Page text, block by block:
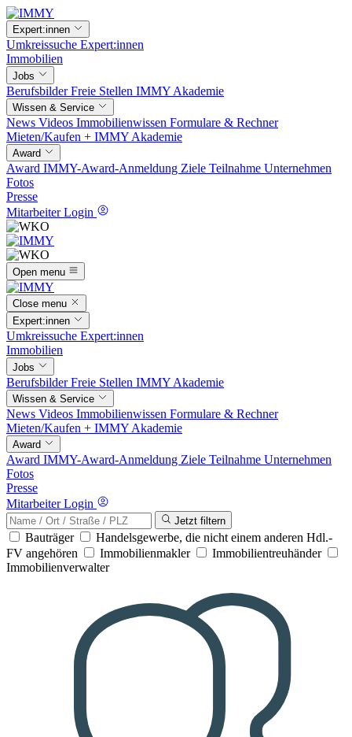
Expert:innen
Umkreissuche Expert:innen
Immobilien
Jobs
BerufsbilderFreie Stellen IMMY Akademie
Wissen & Service
News Videos Immobilienwissen Formulare & Rechner
Mieten/Kaufen + IMMY Akademie
Award
Award IMMY-Award-Anmeldung Ziele Teilnahme Unternehmen
Fotos
Presse
Mitarbeiter Login
Open menu
Close menu
Expert:innen
Umkreissuche Expert:innen
Immobilien
Jobs
BerufsbilderFreie Stellen IMMY Akademie
Wissen & Service
News Videos Immobilienwissen Formulare & Rechner
Mieten/Kaufen + IMMY Akademie
Award
Award IMMY-Award-Anmeldung Ziele Teilnahme Unternehmen
Fotos
Presse
Mitarbeiter Login
Jetzt filtern
Bauträger
Handelsgewerbe, die nicht einem anderen Hdl.-
FV angehören
Immobilienmakler
Immobilientreuhänder
Immobilienverwalter